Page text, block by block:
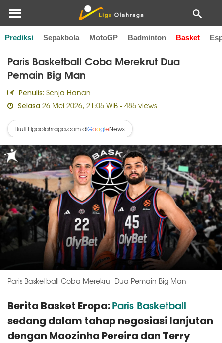
Prediksi Sepakbola MotoGP Badminton Basket
Home Basket
Paris Basketball Coba Merekrut Dua
Pemain Big Man
Penulis: Senja Hanan
Selasa 26 Mei 2026, 21:05 WIB - 485 views
Ikuti Ligaolahraga.com diGoogleNews
Paris Basketball Coba Merekrut Dua Pemain Big Man
Berita Basket Eropa:Paris Basketball
sedang dalam tahap negosiasi lanjutan
dengan Maozinha Pereira dan Terry